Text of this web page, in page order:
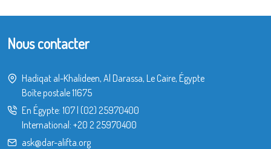
Nous contacter
Hadiqat al-Khalideen, Al Darassa, Le Caire, Égypte
Boîte postale 11675
En Égypte: 107| (02) 25970400
International: +20 2 25970400
ask@dar-alifta.org